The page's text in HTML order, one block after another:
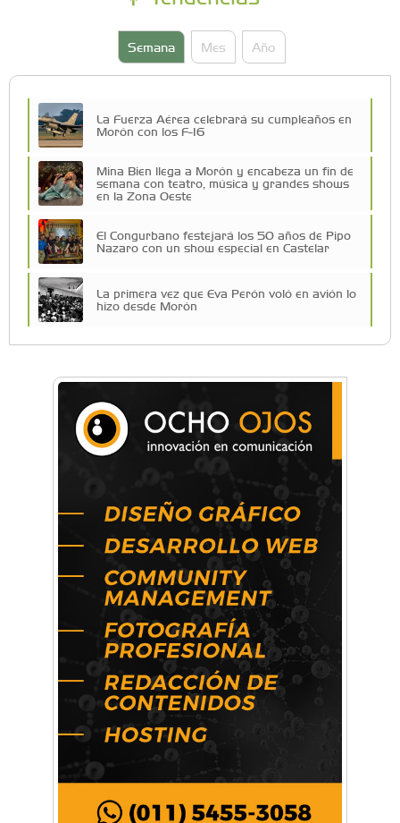
Semana Mes Año
La Fuerza Aérea celebrará su cumpleaños en
Morón con los F-16
Mina Bien llega a Morón y encabeza un fin de
semana con teatro, música y grandes shows
en la Zona Oeste
El Congurbano festejará los 50 años de Pipo
Nazaro con un show especial en Castelar
La primera vez que Eva Perón voló en avión lo
hizo desde Morón
Mariana Croce: "Hoy las empresas necesitan
un asesoramiento integral para crecer con
seguridad"
Música, teatro, yoga, danza y mucho más:
Conocé todos los talleres para aprender y